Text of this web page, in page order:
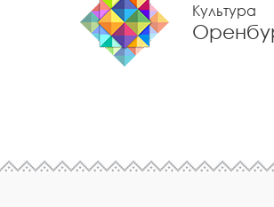
Культура